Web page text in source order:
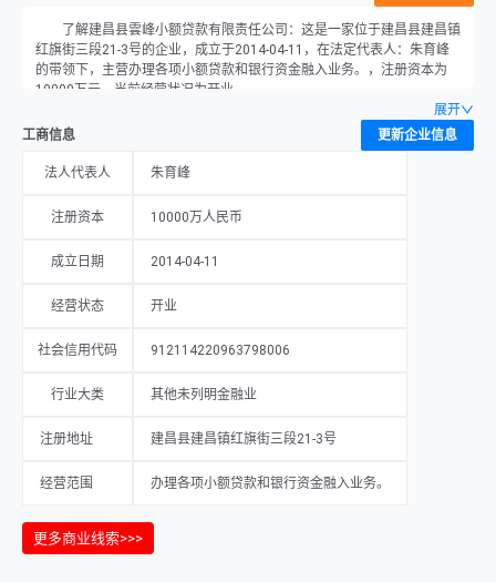
了解建昌县雲峰小额贷款有限责任公司：这是一家位于建昌县建昌镇
红旗街三段21-3号的企业，成立于2014-04-11，在法定代表人：朱育峰
的带领下，主营办理各项小额贷款和银行资金融入业务。，注册资本为
10000万元，当前经营状况为开业。
展开
工商信息
更新企业信息
法人代表人 朱育峰
注册资本 10000万人民币
成立日期 2014-04-11
经营状态 开业
社会信用代码 912114220963798006
行业大类 其他未列明金融业
注册地址 建昌县建昌镇红旗街三段21-3号
经营范围 办理各项小额贷款和银行资金融入业务。
更多商业线索>>>